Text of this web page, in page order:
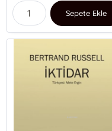
Sepete Ekle